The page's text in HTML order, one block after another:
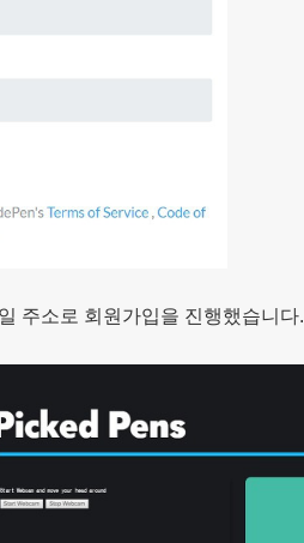
주소로 회원가입을 진행했습니다.